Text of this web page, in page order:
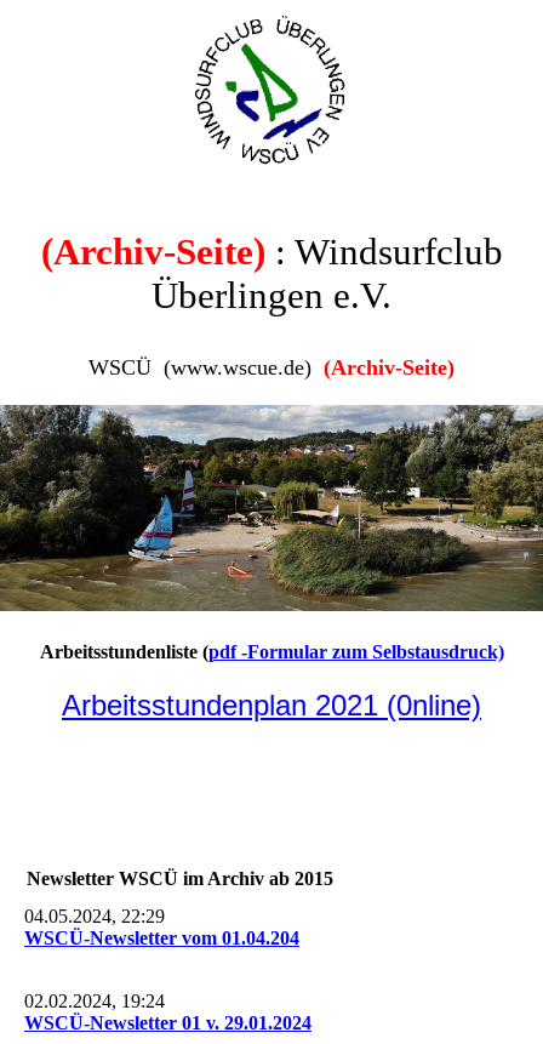
(Archiv-Seite) : Windsurfclub
Überlingen e.V.
WSCÜ (www.wscue.de) (Archiv-Seite)
Arbeitsstundenliste (pdf -Formular zum Selbstausdruck)
Arbeitsstundenplan 2021 (0nline)
Newsletter WSCÜ im Archiv ab 2015
04.05.2024, 22:29
WSCÜ-Newsletter vom 01.04.204
02.02.2024, 19:24
WSCÜ-Newsletter 01 v. 29.01.2024